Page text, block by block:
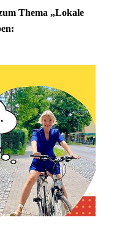
Thema „Lokale